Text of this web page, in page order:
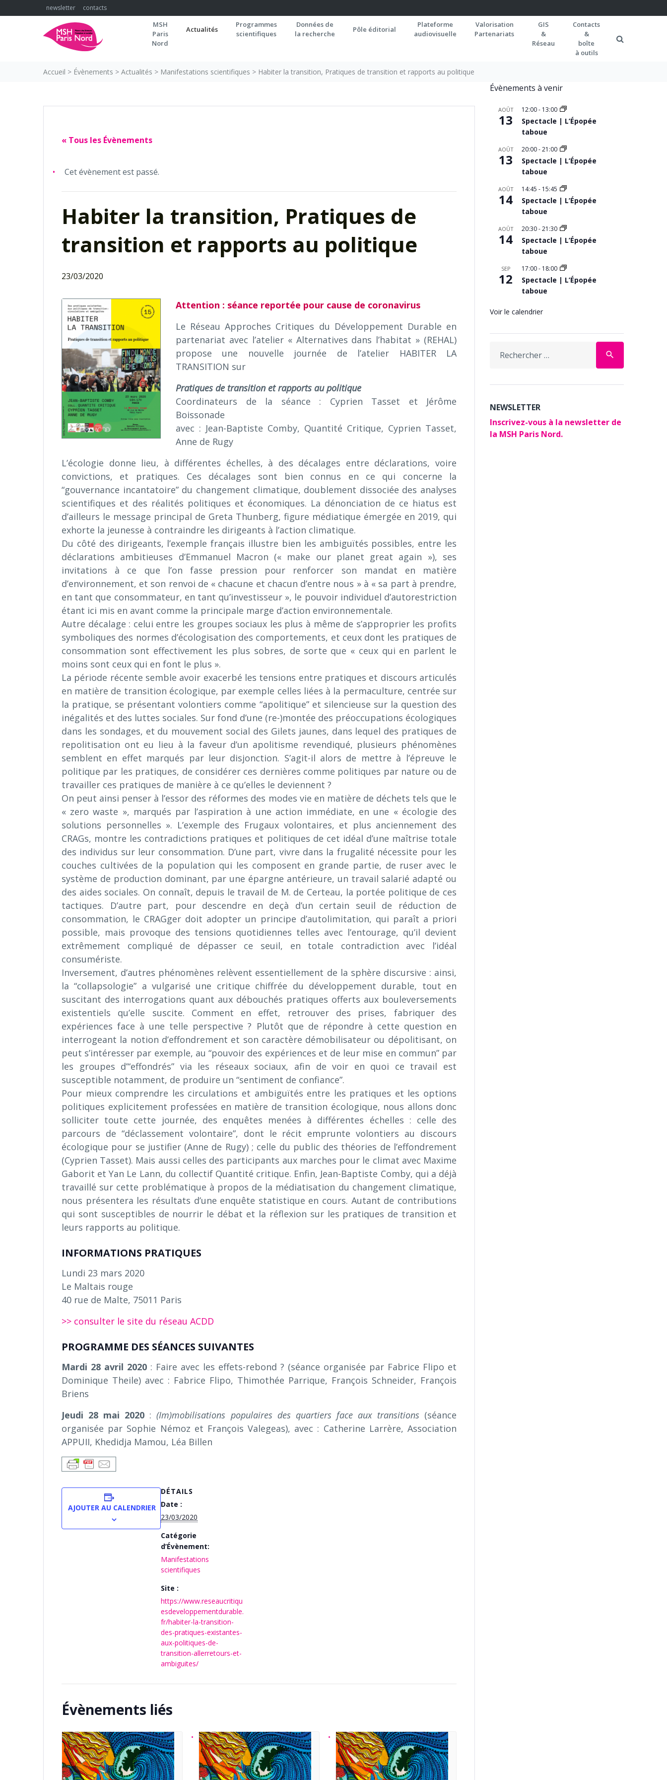
to
newsletter contacts
MSH
Paris
Nord
Actualités
Programmes
scientifiques
Données de
la recherche
Pôle éditorial
Plateforme
audiovisuelle
Valorisation
Partenariats
GIS
&
Réseau
Contacts
&
boîte
à outils
Accueil > Évènements > Actualités > Manifestations scientifiques > Habiter la transition, Pratiques de transition et rapports au politique
« Tous les Évènements
Cet évènement est passé.
Habiter la transition, Pratiques de
transition et rapports au politique
23/03/2020
Attention : séance reportée pour cause de coronavirus
Le Réseau Approches Critiques du Développement Durable en
partenariat avec l’atelier « Alternatives dans l’habitat » (REHAL)
propose une nouvelle journée de l’atelier HABITER LA
TRANSITION sur
Pratiques de transition et rapports au politique
Coordinateurs de la séance : Cyprien Tasset et Jérôme
Boissonade
avec : Jean-Baptiste Comby, Quantité Critique, Cyprien Tasset,
Anne de Rugy
L’écologie donne lieu, à différentes échelles, à des décalages entre déclarations, voire
convictions, et pratiques. Ces décalages sont bien connus en ce qui concerne la
“gouvernance incantatoire” du changement climatique, doublement dissociée des analyses
scientifiques et des réalités politiques et économiques. La dénonciation de ce hiatus est
d’ailleurs le message principal de Greta Thunberg, figure médiatique émergée en 2019, qui
exhorte la jeunesse à contraindre les dirigeants à l’action climatique.
Du côté des dirigeants, l’exemple français illustre bien les ambiguïtés possibles, entre les
déclarations ambitieuses d’Emmanuel Macron (« make our planet great again »), ses
invitations à ce que l’on fasse pression pour renforcer son mandat en matière
d’environnement, et son renvoi de « chacune et chacun d’entre nous » à « sa part à prendre,
en tant que consommateur, en tant qu’investisseur », le pouvoir individuel d’autorestriction
étant ici mis en avant comme la principale marge d’action environnementale.
Autre décalage : celui entre les groupes sociaux les plus à même de s’approprier les profits
symboliques des normes d’écologisation des comportements, et ceux dont les pratiques de
consommation sont effectivement les plus sobres, de sorte que « ceux qui en parlent le
moins sont ceux qui en font le plus ».
La période récente semble avoir exacerbé les tensions entre pratiques et discours articulés
en matière de transition écologique, par exemple celles liées à la permaculture, centrée sur
la pratique, se présentant volontiers comme “apolitique” et silencieuse sur la question des
inégalités et des luttes sociales. Sur fond d’une (re-)montée des préoccupations écologiques
dans les sondages, et du mouvement social des Gilets jaunes, dans lequel des pratiques de
repolitisation ont eu lieu à la faveur d’un apolitisme revendiqué, plusieurs phénomènes
semblent en effet marqués par leur disjonction. S’agit-il alors de mettre à l’épreuve le
politique par les pratiques, de considérer ces dernières comme politiques par nature ou de
travailler ces pratiques de manière à ce qu’elles le deviennent ?
On peut ainsi penser à l’essor des réformes des modes vie en matière de déchets tels que le
« zero waste », marqués par l’aspiration à une action immédiate, en une « écologie des
solutions personnelles ». L’exemple des Frugaux volontaires, et plus anciennement des
CRAGs, montre les contradictions pratiques et politiques de cet idéal d’une maîtrise totale
des individus sur leur consommation. D’une part, vivre dans la frugalité nécessite pour les
couches cultivées de la population qui les composent en grande partie, de ruser avec le
système de production dominant, par une épargne antérieure, un travail salarié adapté ou
des aides sociales. On connaît, depuis le travail de M. de Certeau, la portée politique de ces
tactiques. D’autre part, pour descendre en deçà d’un certain seuil de réduction de
consommation, le CRAGger doit adopter un principe d’autolimitation, qui paraît a priori
possible, mais provoque des tensions quotidiennes telles avec l’entourage, qu’il devient
extrêmement compliqué de dépasser ce seuil, en totale contradiction avec l’idéal
consumériste.
Inversement, d’autres phénomènes relèvent essentiellement de la sphère discursive : ainsi,
la “collapsologie” a vulgarisé une critique chiffrée du développement durable, tout en
suscitant des interrogations quant aux débouchés pratiques offerts aux bouleversements
existentiels qu’elle suscite. Comment en effet, retrouver des prises, fabriquer des
expériences face à une telle perspective ? Plutôt que de répondre à cette question en
interrogeant la notion d’effondrement et son caractère démobilisateur ou dépolitisant, on
peut s’intéresser par exemple, au “pouvoir des expériences et de leur mise en commun” par
les groupes d’“effondrés” via les réseaux sociaux, afin de voir en quoi ce travail est
susceptible notamment, de produire un “sentiment de confiance”.
Pour mieux comprendre les circulations et ambiguïtés entre les pratiques et les options
politiques explicitement professées en matière de transition écologique, nous allons donc
solliciter toute cette journée, des enquêtes menées à différentes échelles : celle des
parcours de “déclassement volontaire”, dont le récit emprunte volontiers au discours
écologique pour se justifier (Anne de Rugy) ; celle du public des théories de l’effondrement
(Cyprien Tasset). Mais aussi celles des participants aux marches pour le climat avec Maxime
Gaborit et Yan Le Lann, du collectif Quantité critique. Enfin, Jean-Baptiste Comby, qui a déjà
travaillé sur cette problématique à propos de la médiatisation du changement climatique,
nous présentera les résultats d’une enquête statistique en cours. Autant de contributions
qui sont susceptibles de nourrir le débat et la réflexion sur les pratiques de transition et
leurs rapports au politique.
INFORMATIONS PRATIQUES
Lundi 23 mars 2020
Le Maltais rouge
40 rue de Malte, 75011 Paris
>> consulter le site du réseau ACDD
PROGRAMME DES SÉANCES SUIVANTES
Mardi 28 avril 2020 : Faire avec les effets-rebond ? (séance organisée par Fabrice Flipo et
Dominique Theile) avec : Fabrice Flipo, Thimothée Parrique, François Schneider, François
Briens
Jeudi 28 mai 2020 :(Im)mobilisations populaires des quartiers face aux transitions(séance
organisée par Sophie Némoz et François Valegeas), avec : Catherine Larrère, Association
APPUII, Khedidja Mamou, Léa Billen
AJOUTER AU CALENDRIER
DÉTAILS
Date :
23/03/2020
Catégorie
d’Évènement:
Manifestations
scientifiques
Site :
https://www.reseaucritiqu
esdeveloppementdurable.
fr/habiter-la-transition-
des-pratiques-existantes-
aux-politiques-de-
transition-allerretours-et-
ambiguites/
Évènements liés
Évènements à venir
AOÛT
13
12:00- 13:00
Spectacle | L’Épopée
taboue
AOÛT
13
20:00-21:00
Spectacle | L’Épopée
taboue
AOÛT
14
14:45 - 15:45
Spectacle | L’Épopée
taboue
AOÛT
14
20:30-21:30
Spectacle | L’Épopée
taboue
SEP
12
17:00- 18:00
Spectacle | L’Épopée
taboue
Voir le calendrier
for:
search
NEWSLETTER
Inscrivez-vous à la newsletter de
la MSH Paris Nord.